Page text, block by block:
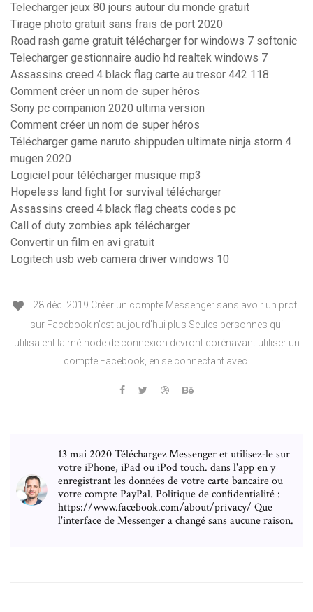
Telecharger jeux 80 jours autour du monde gratuit
Tirage photo gratuit sans frais de port 2020
Road rash game gratuit télécharger for windows 7 softonic
Telecharger gestionnaire audio hd realtek windows 7
Assassins creed 4 black flag carte au tresor 442 118
Comment créer un nom de super héros
Sony pc companion 2020 ultima version
Comment créer un nom de super héros
Télécharger game naruto shippuden ultimate ninja storm 4
mugen 2020
Logiciel pour télécharger musique mp3
Hopeless land fight for survival télécharger
Assassins creed 4 black flag cheats codes pc
Call of duty zombies apk télécharger
Convertir un film en avi gratuit
Logitech usb web camera driver windows 10
28 déc. 2019 Créer un compte Messenger sans avoir un profil
sur Facebook n'est aujourd'hui plus Seules personnes qui
utilisaient la méthode de connexion devront dorénavant utiliser un
compte Facebook, en se connectant avec
13 mai 2020 Téléchargez Messenger et utilisez-le sur
votre iPhone, iPad ou iPod touch. dans l'app en y
enregistrant les données de votre carte bancaire ou
votre compte PayPal. Politique de confidentialité :
https://www.facebook.com/about/privacy/ Que
l'interface de Messenger a changé sans aucune raison.